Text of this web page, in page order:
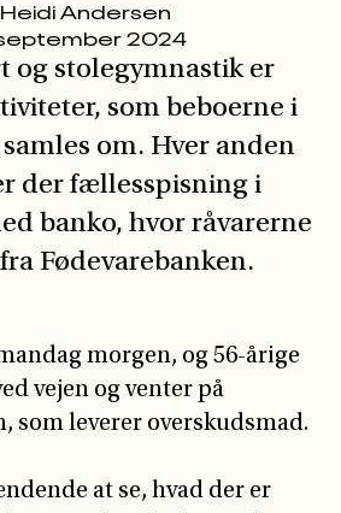
og stolegymnastik er
som beboerne i
om. Hver anden
der fællesspisning i
banko, hvor råvarerne
Fødevarebanken.
morgen, og 56-årige
vejen og venter på
som leverer overskudsmad.
at se, hvad der er